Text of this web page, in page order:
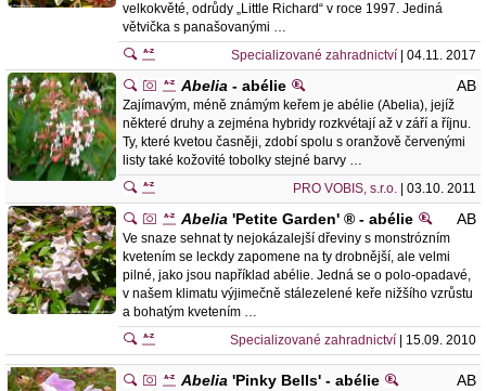
velkokvěté, odrůdy „Little Richard“ v roce 1997. Jediná
větvička s panašovanými …
Specializované zahradnictví | 04.11. 2017
Abelia - abélie AB
Zajímavým, méně známým keřem je abélie (Abelia), jejíž
některé druhy a zejména hybridy rozkvétají až v září a říjnu.
Ty, které kvetou časněji, zdobí spolu s oranžově červenými
listy také kožovité tobolky stejné barvy …
PRO VOBIS, s.r.o. | 03.10. 2011
Abelia 'Petite Garden' ® - abélie AB
Ve snaze sehnat ty nejokázalejší dřeviny s monstrózním
kvetením se leckdy zapomene na ty drobnější, ale velmi
pilné, jako jsou například abélie. Jedná se o polo-opadavé,
v našem klimatu výjimečně stálezelené keře nižšího vzrůstu
a bohatým kvetením …
Specializované zahradnictví | 15.09. 2010
Abelia 'Pinky Bells' - abélie AB